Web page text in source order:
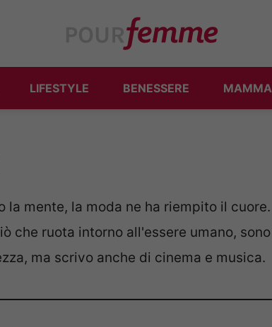
LIFESTYLE BENESSERE MAMMA
la mente, la moda ne ha riempito il cuore.
che ruota intorno all'essere umano, sono
ma scrivo anche di cinema e musica.